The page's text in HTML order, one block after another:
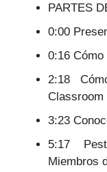
PARTES
0:00
0:16
2:18
Classroom
3:23
5:17
Miembros